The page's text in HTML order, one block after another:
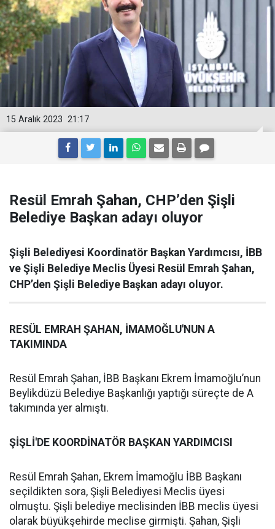
21:17
15 Aralık 2023
Resül Emrah Şahan, CHP’den Şişli
Belediye Başkan adayı oluyor
Şişli Belediyesi Koordinatör Başkan Yardımcısı, İBB
ve Şişli Belediye Meclis Üyesi Resül Emrah Şahan,
CHP’den Şişli Belediye Başkan adayı oluyor.
RESÜL EMRAH ŞAHAN, İMAMOĞLU'NUN A
TAKIMINDA
Resül Emrah Şahan, İBB Başkanı Ekrem İmamoğlu’nun
Beylikdüzü Belediye Başkanlığı yaptığı süreçte de A
takımında yer almıştı.
ŞİŞLİ'DE KOORDİNATÖR BAŞKAN YARDIMCISI
Resül Emrah Şahan, Ekrem İmamoğlu İBB Başkanı
seçildikten sora, Şişli Belediyesi Meclis üyesi
olmuştu. Şişli belediye meclisinden İBB meclis üyesi
olarak büyükşehirde meclise girmişti. Şahan, Şişli